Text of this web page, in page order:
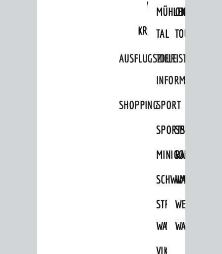
WEINHEIM
KRIEGERDENKMAL
MÜHLEN-
TAL
ON
TOUR
AUSFLUGSZIELE
TOURIST
INFORMATION
SHOPPINGSPORT
SPORTSTÄTTEN
MINIGOLFRADFAHREN
SCHWIMMEN
STRANDBAD
WAIDSEE
TSG
VIKTOR-
WANDERN
WEINHEIMER
Amtliche Bekanntmachungen